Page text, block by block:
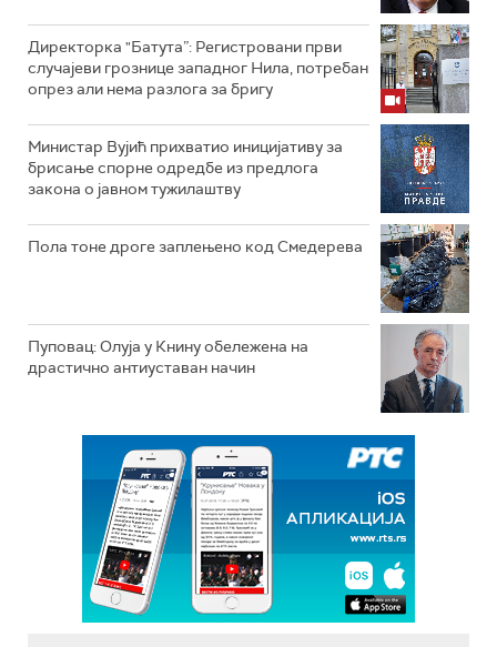
Директорка "Батута”: Регистровани први
случајеви грознице западног Нила, потребан
опрез али нема разлога за бригу
Министар Вујић прихватио иницијативу за
брисање спорне одредбе из предлога
закона o јавном тужилаштву
Пола тоне дроге заплењено код Смедерева
Пуповац: Олуја у Книну обележена на
драстично антиуставан начин